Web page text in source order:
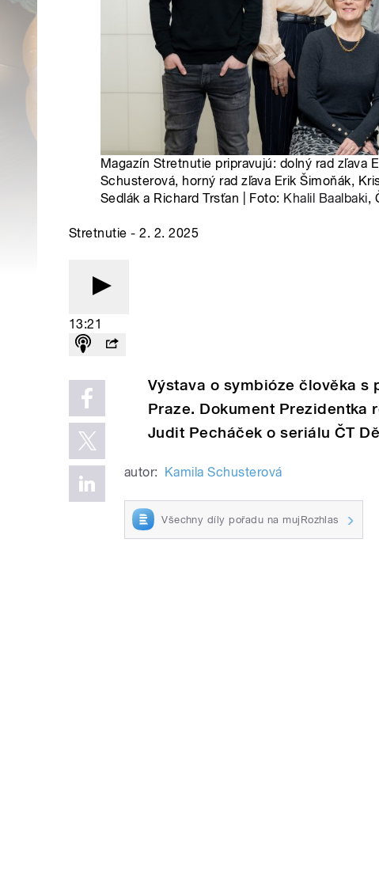
Magazín Stretnutie pripravujú: dolný rad zľava
Schusterová, horný rad zľava Erik Šimoňák,
Sedlák a Richard Trsťan | Foto: Khalil Baalbaki,
Stretnutie - 2. 2. 2025
13:21
Výstava o symbióze člověka s
Praze. Dokument Prezidentka
Judit Pecháček o seriálu ČT
autor: Kamila Schusterová
Všechny díly pořadu na mujRozhlas